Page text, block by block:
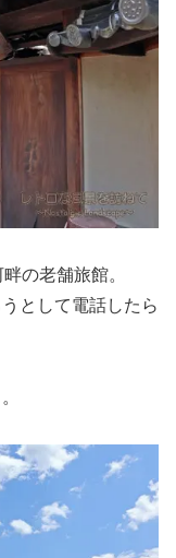
の老舗旅館。
として電話したら